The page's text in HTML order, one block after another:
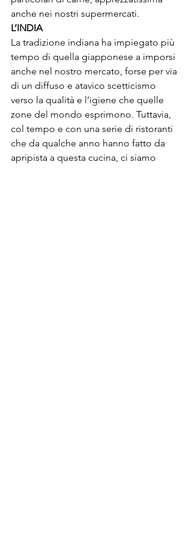
anche nei nostri supermercati.
L’INDIA
La tradizione indiana ha impiegato più
tempo di quella giapponese a imporsi
anche nel nostro mercato, forse per via
di un diffuso e atavico scetticismo
verso la qualità e l’igiene che quelle
zone del mondo esprimono. Tuttavia,
col tempo e con una serie di ristoranti
che da qualche anno hanno fatto da
apripista a questa cucina, ci siamo